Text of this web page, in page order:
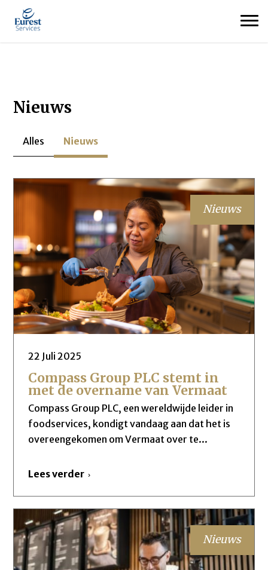
Nieuws
Alles Nieuws
Nieuws
22 Juli 2025
Compass Group PLC stemt in
met de overname van Vermaat
Compass Group PLC, een wereldwijde leider in
foodservices, kondigt vandaag aan dat het is
overeengekomen om Vermaat over te...
Lees verder
Nieuws